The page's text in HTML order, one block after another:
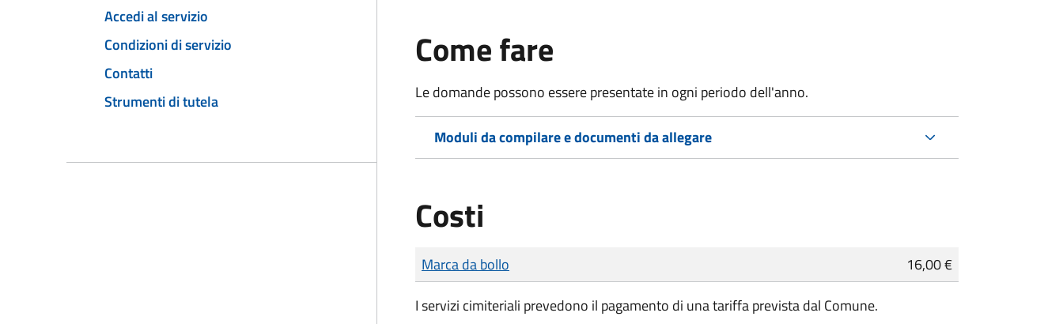
Accedi al servizio
Condizioni di servizio
Contatti
Strumenti di tutela
Come fare
Le domande possono essere presentate in ogni periodo dell'anno.
Moduli da compilare e documenti da allegare
Costi
Tipo di pagamento
Importo
Marca da bollo
16,00 €
I servizi cimiteriali prevedono il pagamento di una tariffa prevista dal Comune.